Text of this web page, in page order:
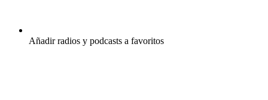
Añadir radios y podcasts a favoritos